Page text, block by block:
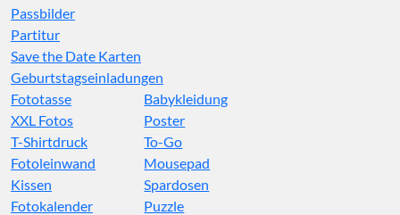
Passbilder
Partitur
Save the Date Karten
Geburtstagseinladungen
Fototasse
XXL Fotos
T-Shirtdruck
Fotoleinwand
Kissen
Fotokalender
Babykleidung
Poster
To-Go
Mousepad
Spardosen
Puzzle